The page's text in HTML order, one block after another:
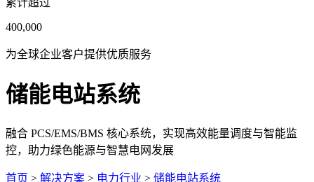
400,000
为全球企业客户提供优质服务
储能电站系统
融合 PCS/EMS/BMS 核心系统，实现高效能量调度与智能监
控，助力绿色能源与智慧电网发展
首页 > 解决方案 > 电力行业 > 储能电站系统